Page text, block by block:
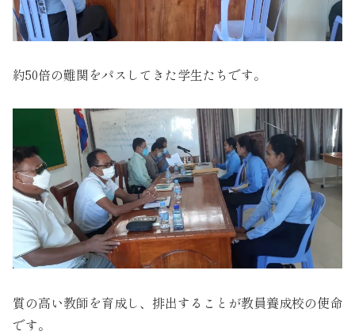
約50倍の難関をパスしてきた学生たちです。
質の高い教師を育成し、排出することが教員養成校の使命
です。